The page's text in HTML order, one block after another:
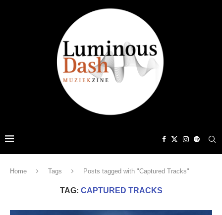
Home Tags Posts tagged with "Captured Tracks"
TAG: CAPTURED TRACKS